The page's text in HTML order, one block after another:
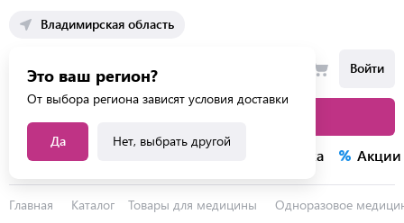
Владимирская область
Это ваш регион?
От выбора региона зависят условия доставки
Да Нет, выбрать другой
Войти
Каталог услуг Распродажа Акции
Главная Каталог Товары для медицины Одноразовое